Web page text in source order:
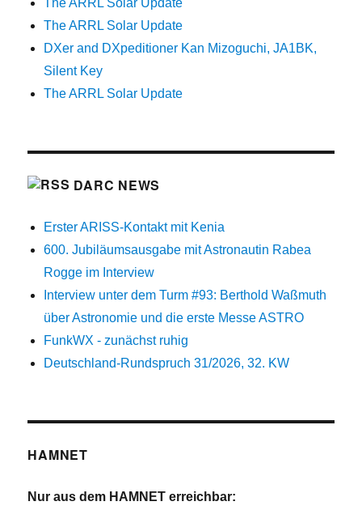
The ARRL Solar Update
The ARRL Solar Update
DXer and DXpeditioner Kan Mizoguchi, JA1BK,
Silent Key
The ARRL Solar Update
DARC NEWS
Erster ARISS-Kontakt mit Kenia
600. Jubiläumsausgabe mit Astronautin Rabea
Rogge im Interview
Interview unter dem Turm #93: Berthold Waßmuth
über Astronomie und die erste Messe ASTRO
FunkWX - zunächst ruhig
Deutschland-Rundspruch 31/2026, 32. KW
HAMNET
Nur aus dem HAMNET erreichbar: